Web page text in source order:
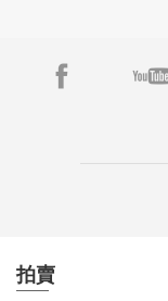
拍賣